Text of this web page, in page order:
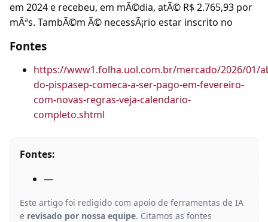
em 2024 e recebeu, em mÃ©dia, atÃ© R$ 2.765,93 por
mÃªs. TambÃ©m Ã© necessÃ¡rio estar inscrito no
Fontes
https://www1.folha.uol.com.br/mercado/2026/01/
do-pispasep-comeca-a-ser-pago-em-fevereiro-
com-novas-regras-veja-calendario-
completo.shtml
Fontes:
—
Este artigo foi redigido com apoio de ferramentas de IA
e revisado por nossa equipe. Citamos as fontes